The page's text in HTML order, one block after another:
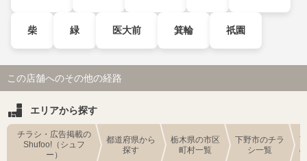
柴 緑 医大前 箕輪 祇園
この店舗へのその他の経路
エリアから探す
チラシ・広告掲載の
Shufoo!（シュフ
ー）
都道府県から
探す
栃木県の市区
町村一覧
下野市のチラ
シ一覧